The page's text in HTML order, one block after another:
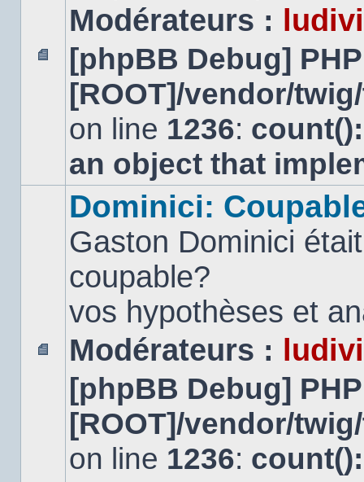
Aucun
message
non
Modérateurs :
[phpBB Debug]
[ROOT]/vendor/
on line 1236:
an object that
message
lu
Dominici:
Gaston Dominici
coupable?
vos hypothèses et
Modérateurs :
[phpBB Debug]
[ROOT]/vendor/
on line 1236: